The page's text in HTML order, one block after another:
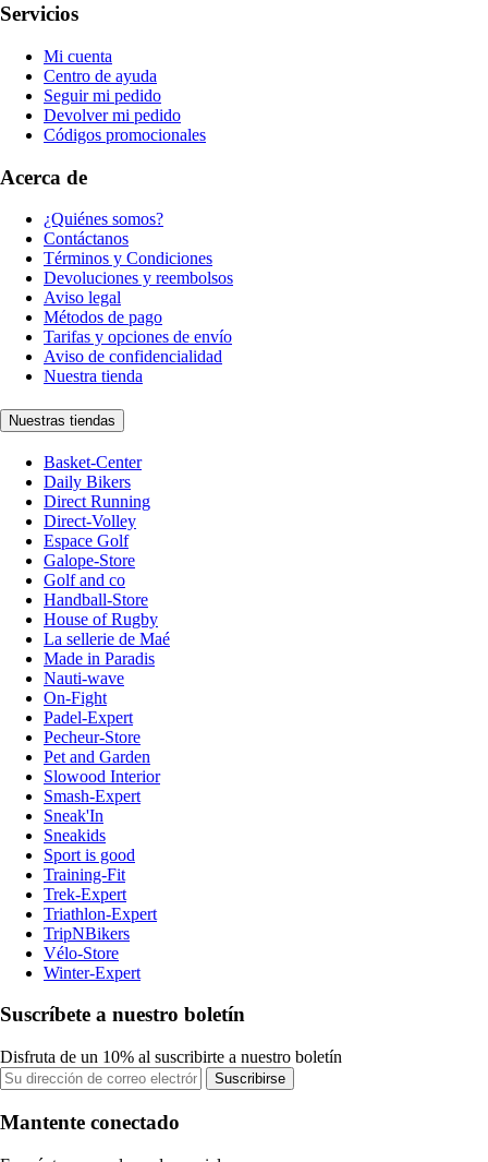
Servicios
Mi cuenta
Centro de ayuda
Seguir mi pedido
Devolver mi pedido
Códigos promocionales
Acerca de
¿Quiénes somos?
Contáctanos
Términos y Condiciones
Devoluciones y reembolsos
Aviso legal
Métodos de pago
Tarifas y opciones de envío
Aviso de confidencialidad
Nuestra tienda
Nuestras tiendas
Basket-Center
Daily Bikers
Direct Running
Direct-Volley
Espace Golf
Galope-Store
Golf and co
Handball-Store
House of Rugby
La sellerie de Maé
Made in Paradis
Nauti-wave
On-Fight
Padel-Expert
Pecheur-Store
Pet and Garden
Slowood Interior
Smash-Expert
Sneak'In
Sneakids
Sport is good
Training-Fit
Trek-Expert
Triathlon-Expert
TripNBikers
Vélo-Store
Winter-Expert
Suscríbete a nuestro boletín
Disfruta de un 10% al suscribirte a nuestro boletín
Suscribirse
Mantente conectado